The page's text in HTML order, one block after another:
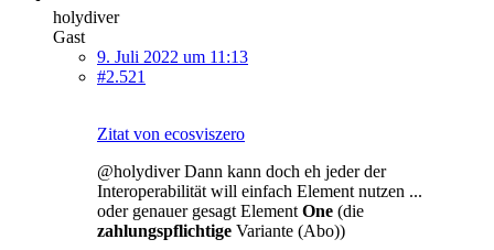
holydiver
Gast
9. Juli 2022 um 11:13
#2.521
Zitat von ecosviszero
@holydiver Dann kann doch eh jeder der
Interoperabilität will einfach Element nutzen ...
oder genauer gesagt Element One (die
zahlungspflichtige Variante (Abo))